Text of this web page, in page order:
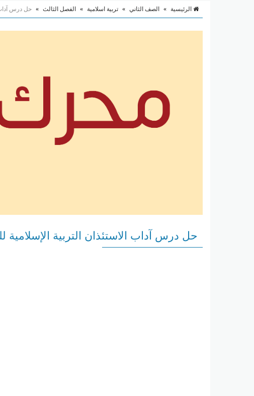
الرئيسية » الصف الثاني » تربية اسلامية » الفصل الثالث » حل درس آداب
حل درس آداب الاستئذان التربية الإسلامية